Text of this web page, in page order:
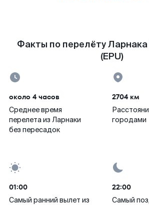
Факты по перелёту Ларнака
(EPU)
около 4 часов
Среднее время
перелета из Ларнаки
без пересадок
2704 км
городами
01:00
Самый ранний вылет из
22:00
Самый